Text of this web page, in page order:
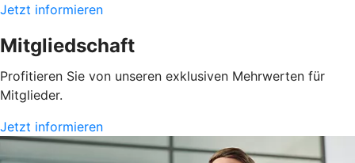
Jetzt informieren
Mitgliedschaft
Profitieren Sie von unseren exklusiven Mehrwerten für
Mitglieder.
Jetzt informieren